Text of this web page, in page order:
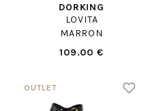
DORKING
LOVITA
MARRON
109.00 €